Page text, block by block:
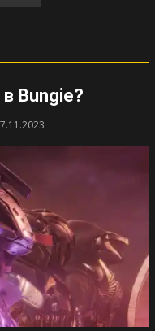
Bungie?